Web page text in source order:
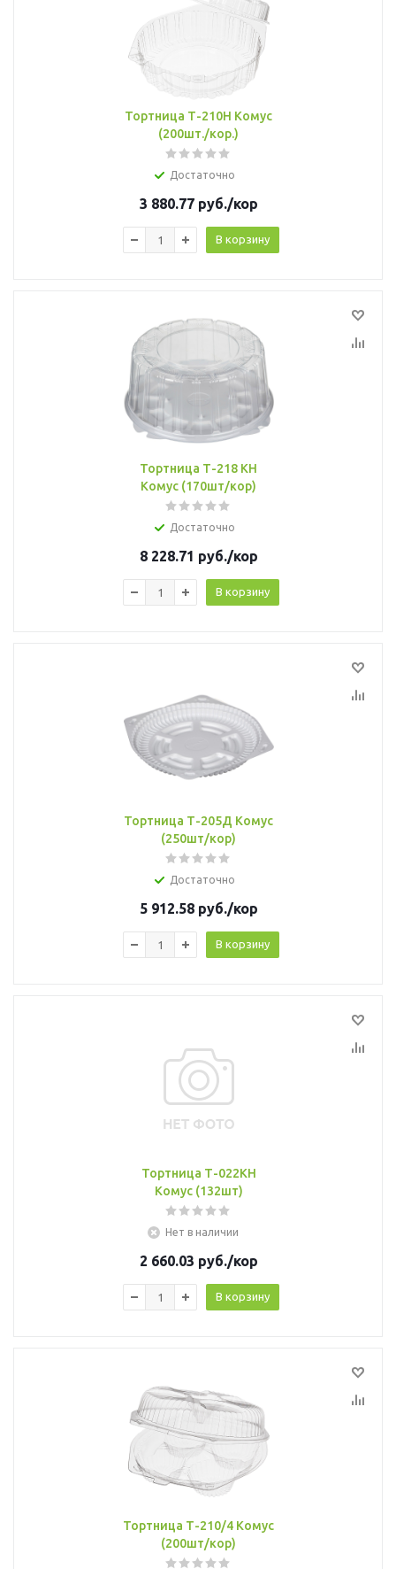
Тортница Т-210Н Комус
(200шт./кор.)
Достаточно
3 880.77руб./кор
В корзину
Тортница Т-218 КН
Комус (170шт/кор)
Достаточно
8 228.71 руб./кор
В корзину
Тортница Т-205Д Комус
(250шт/кор)
Достаточно
5 912.58руб./кор
В корзину
Тортница Т-022КН
Комус (132шт)
Нет в наличии
2 660.03 руб./кор
В корзину
Тортница Т-210/4 Комус
(200шт/кор)